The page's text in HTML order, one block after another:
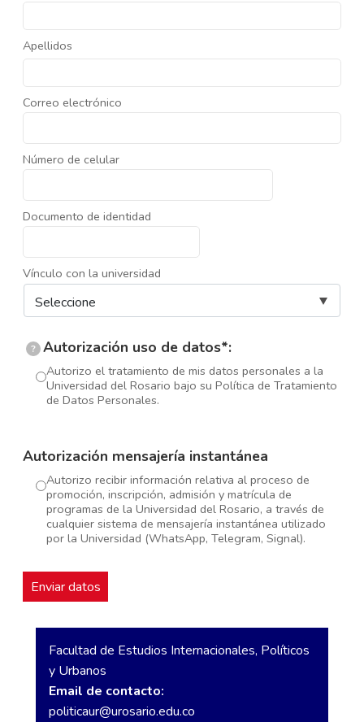
Apellidos
Correo electrónico
Número de celular
Documento de identidad
Vínculo con la universidad
? Autorización uso de datos*:
Autorizo el tratamiento de mis datos personales a la
Universidad del Rosario bajo su Política de Tratamiento
de Datos Personales.
Autorización mensajería instantánea
Autorizo recibir información relativa al proceso de
promoción, inscripción, admisión y matrícula de
programas de la Universidad del Rosario, a través de
cualquier sistema de mensajería instantánea utilizado
por la Universidad (WhatsApp, Telegram, Signal).
Facultad de Estudios Internacionales, Políticos
y Urbanos
Email de contacto:
politicaur@urosario.edu.co